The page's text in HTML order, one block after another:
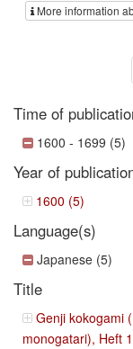
More information
Time of
1600 - 1699 (5)
Year of
1600 (5)
Language(s)
Japanese (5)
Title
Genji kokogami
monogatari), Heft